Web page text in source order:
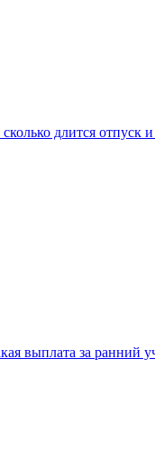
длится отпуск
выплата за ранний